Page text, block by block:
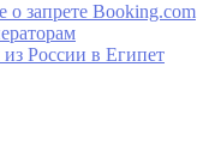
о запрете Booking.com
России в Египет